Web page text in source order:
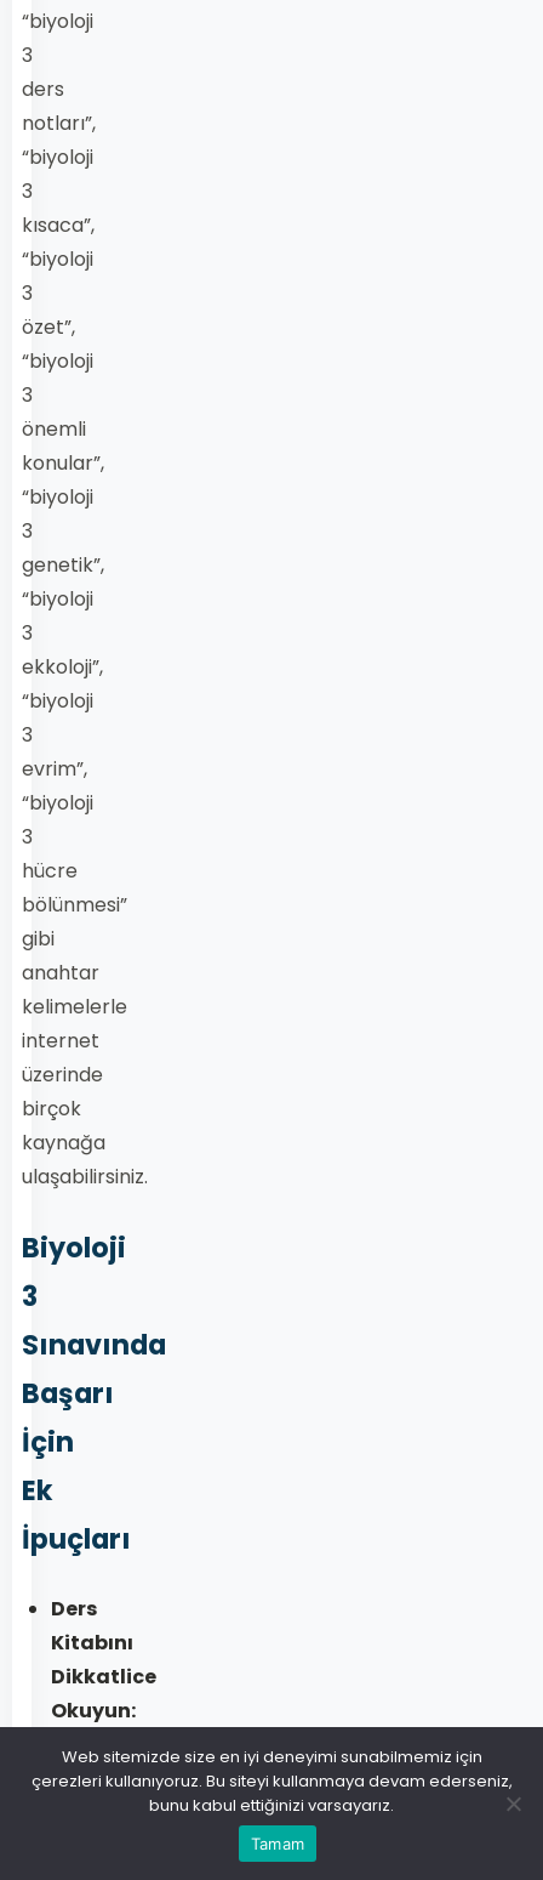
“biyoloji
3
ders
notları”,
“biyoloji
3
kısaca”,
“biyoloji
3
özet”,
“biyoloji
3
önemli
konular”,
“biyoloji
3
genetik”,
“biyoloji
3
ekkoloji”,
“biyoloji
3
evrim”,
“biyoloji
3
hücre
bölünmesi”
gibi
anahtar
kelimelerle
internet
üzerinde
birçok
kaynağa
ulaşabilirsiniz.
Biyoloji
3
Sınavında
Başarı
İçin
Ek
İpuçları
Ders
Kitabını
Dikkatlice
Okuyun:
Ders
kitabındaki
Web sitemizde size en iyi deneyimi sunabilmemiz için
çerezleri kullanıyoruz. Bu siteyi kullanmaya devam ederseniz,
bunu kabul ettiğinizi varsayarız.
Tamam